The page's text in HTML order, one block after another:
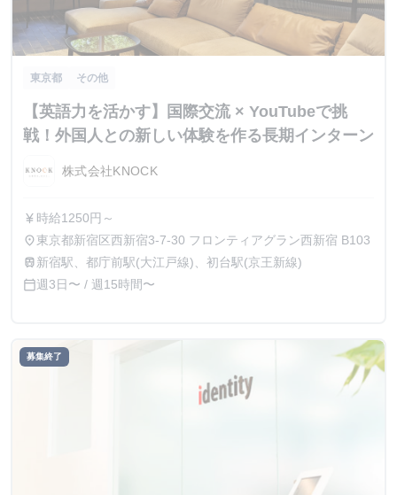
東京都 その他
【英語力を活かす】国際交流 × YouTubeで挑
戦！外国人との新しい体験を作る長期インターン
株式会社KNOCK
currency_yen 時給1250円～
place東京都新宿区西新宿3-7-30 フロンティアグラン西新宿 B103
train 新宿駅、都庁前駅(大江戸線)、初台駅(京王新線)
calendar_today週3日〜 / 週15時間〜
募集終了